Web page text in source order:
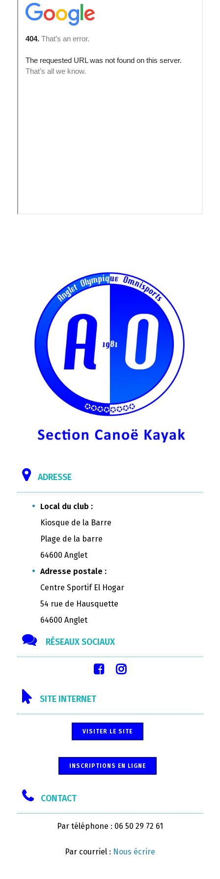
ADRESSE
Local du club :
Kiosque de la Barre
Plage de la barre
64600 Anglet
Adresse postale :
Centre Sportif El Hogar
54 rue de Hausquette
64600 Anglet
RÉSEAUX SOCIAUX
SITE INTERNET
VISITER LE SITE
INSCRIPTIONS EN LIGNE
CONTACT
Par téléphone : 06 50 29 72 61
Par courriel : Nous écrire